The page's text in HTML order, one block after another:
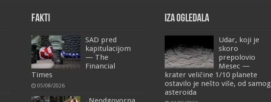
FAKTI
SAD pred
kapitulacijom
— The
Financial
Times
05/08/2026
IZA OGLEDALA
Udar, koji je
skoro
prepolovio
Mesec —
krater veličine 1/10 planete
ostavilo je nešto više, od samog
asteroida